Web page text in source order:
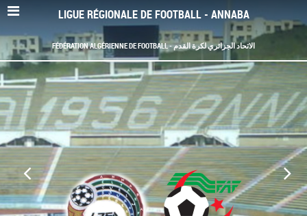
LIGUE RÉGIONALE DE FOOTBALL - ANNABA
FÉDÉRATION ALGÉRIENNE DE FOOTBALL - الاتحاد الجزائري لكرة القدم